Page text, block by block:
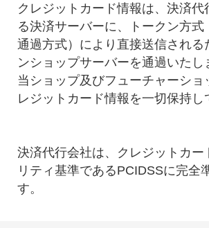
クレジットカード情報は、決済代
る決済サーバーに、トークン方式
通過方式）により直接送信される
ンショップサーバーを通過いたし
当ショップ及びフューチャーショ
レジットカード情報を一切保持し
決済代行会社は、クレジットカー
リティ基準であるPCIDSSに完全
す。